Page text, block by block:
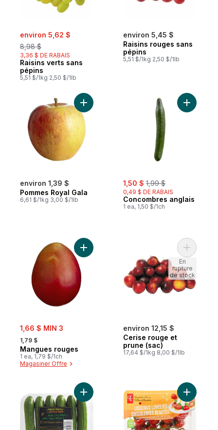
sale:
environ 5,62 $
8,98 $
3,36 $ DE RABAIS
Raisins verts sans
pépins
5,51 $/1kg 2,50 $/1lb
environ 5,45 $
Raisins rouges sans
pépins
5,51 $/1kg 2,50 $/1lb
environ 1,39 $
Pommes Royal Gala
6,61 $/1kg 3,00 $/1lb
Ajouter Pommes Royal Gala au panier
sale:
1,50 $ , formerly:
1,99 $
0,49 $ DE RABAIS
Concombres anglais
1 ea, 1,50 $/1ch
Ajouter
sale:
1,66 $ MIN 3
, formerly:
1,79 $
Mangues rouges
1 ea, 1,79 $/1ch
Magasiner Offre
Ajouter Mangues rouges au panier
environ 12,15 $
Cerise rouge et
prune (sac)
17,64 $/1kg 8,00 $/1lb
Ajouter
En
rupture
de stock
Ajouter Mini concombres au panierAjouter